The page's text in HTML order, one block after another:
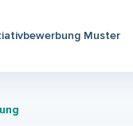
Muster